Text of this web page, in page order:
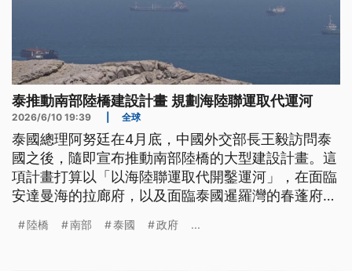
泰推動南部陸橋建設計畫 規劃海陸聯運取代運河
2026/6/10 19:39 全球
泰國總理阿努廷在4月底，中國外交部長王毅訪問泰
國之後，隨即宣布推動南部陸橋的大型建設計畫。這
項計畫打算以「以海陸聯運取代開鑿運河」，在面臨
安達曼海的拉廊府，以及面臨泰國暹羅灣的春蓬府，
廊道，目標是要繞過日益擁擠的麻六甲海峽。不過這
陸橋 南部 泰國 政府 ...